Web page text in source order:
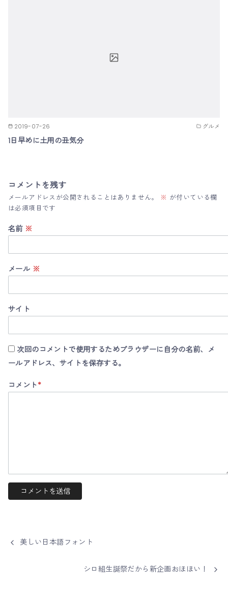
2019-07-26 グルメ
1日早めに土用の丑気分
コメントを残す
メールアドレスが公開されることはありません。 ※ が付いている欄
は必須項目です
名前 ※
メール ※
サイト
次回のコメントで使用するためブラウザーに自分の名前、メ
ールアドレス、サイトを保存する。
コメント*
美しい日本語フォント
シロ組生誕祭だから新企画おほほい！